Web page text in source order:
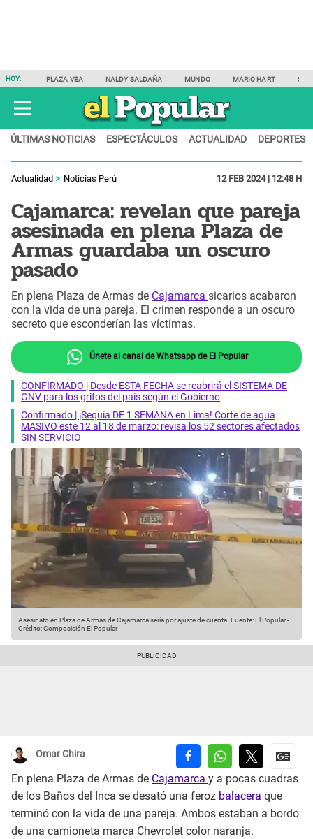
HOY: PLAZA VEA NALDY SALDAÑA MUNDO MARIO HART
ÚLTIMAS NOTICIAS ESPECTÁCULOS ACTUALIDAD DEPORTES
Actualidad Noticias Perú 12 FEB 2024 | 12:48 H
Cajamarca: revelan que pareja
asesinada en plena Plaza de
Armas guardaba un oscuro
pasado
En plena Plaza de Armas de Cajamarca sicarios acabaron
con la vida de una pareja. El crimen responde a un oscuro
secreto que esconderían las víctimas.
Únete al canal de Whatsapp de El Popular
CONFIRMADO | Desde ESTA FECHA se reabrirá el SISTEMA DE
GNV para los grifos del país según el Gobierno
Confirmado | ¡Sequía DE 1 SEMANA en Lima! Corte de agua
MASIVO este 12 al 18 de marzo: revisa los 52 sectores afectados
SIN SERVICIO
Asesinato en Plaza de Armas de Cajamarca sería por ajuste de cuenta. Fuente: El Popular-
Crédito: Composición El Popular
Omar Chira
En plena Plaza de Armas de Cajamarca y a pocas cuadras
de los Baños del Inca se desató una feroz balacera que
terminó con la vida de una pareja. Ambos estaban a bordo
de una camioneta marca Chevrolet color naranja.